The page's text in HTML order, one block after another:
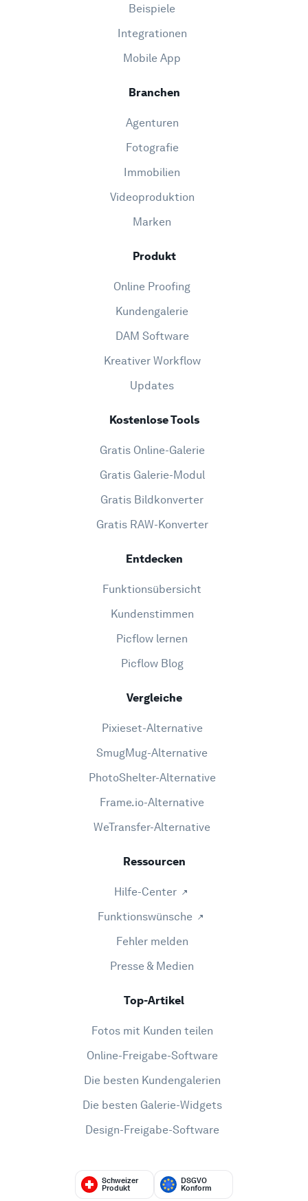
Beispiele
Integrationen
Mobile App
Branchen
Agenturen
Fotografie
Immobilien
Videoproduktion
Marken
Produkt
Online Proofing
Kundengalerie
DAM Software
Kreativer Workflow
Updates
Kostenlose Tools
Gratis Online-Galerie
Gratis Galerie-Modul
Gratis Bildkonverter
Gratis RAW-Konverter
Entdecken
Funktionsübersicht
Kundenstimmen
Picflow lernen
Picflow Blog
Vergleiche
Pixieset-Alternative
SmugMug-Alternative
PhotoShelter-Alternative
Frame.io-Alternative
WeTransfer-Alternative
Ressourcen
Hilfe-Center
Funktionswünsche
Fehler melden
Presse & Medien
Top-Artikel
Fotos mit Kunden teilen
Online-Freigabe-Software
Die besten Kundengalerien
Die besten Galerie-Widgets
Design-Freigabe-Software
Schweizer
Produkt
DSGVO
Konform